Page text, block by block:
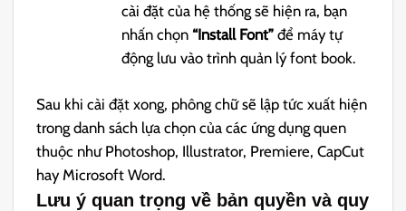
cài đặt của hệ thống sẽ hiện ra, bạn
nhấn chọn “Install Font” để máy tự
động lưu vào trình quản lý font book.
Sau khi cài đặt xong, phông chữ sẽ lập tức xuất hiện
trong danh sách lựa chọn của các ứng dụng quen
thuộc như Photoshop, Illustrator, Premiere, CapCut
hay Microsoft Word.
Lưu ý quan trọng về bản quyền và quy